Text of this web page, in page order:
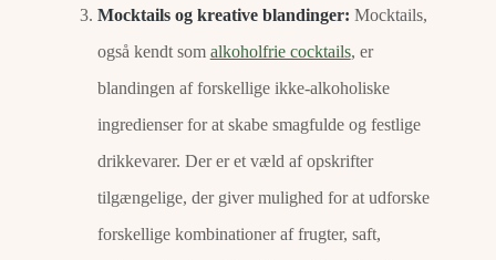
Mocktails og kreative blandinger: Mocktails,
også kendt som alkoholfrie cocktails, er
blandingen af ​​forskellige ikke-alkoholiske
ingredienser for at skabe smagfulde og festlige
drikkevarer. Der er et væld af opskrifter
tilgængelige, der giver mulighed for at udforske
forskellige kombinationer af frugter, saft,